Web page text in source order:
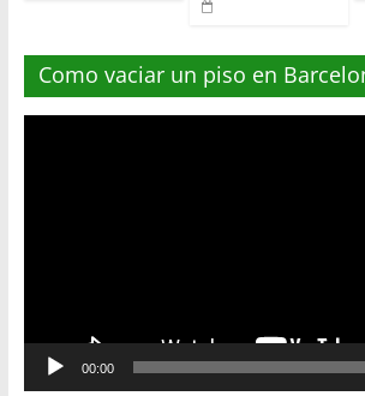
Como vaciar un piso en
00:00